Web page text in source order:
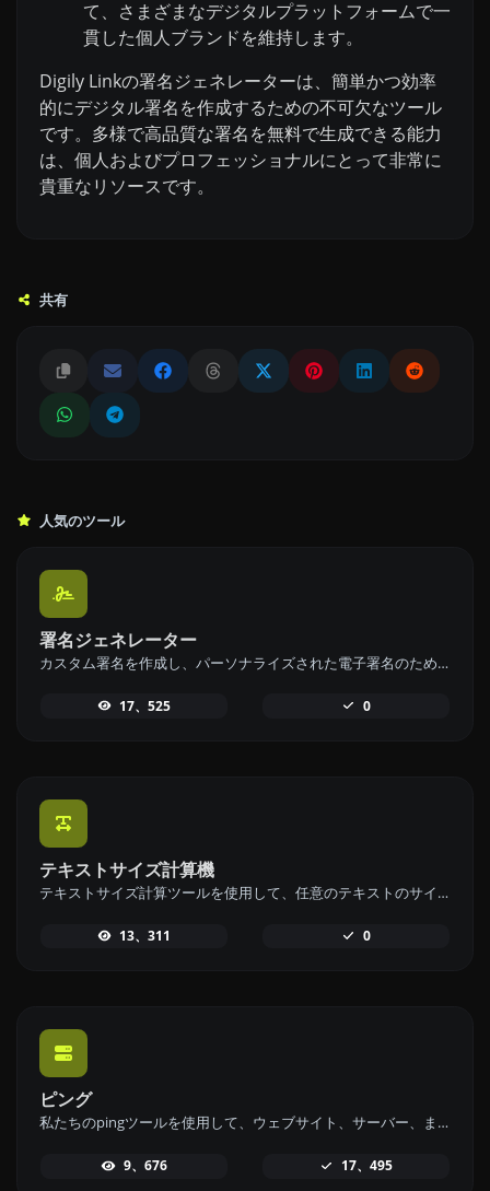
て、さまざまなデジタルプラットフォームで一
貫した個人ブランドを維持します。
Digily Linkの署名ジェネレーターは、簡単かつ効率
的にデジタル署名を作成するための不可欠なツール
です。多様で高品質な署名を無料で生成できる能力
は、個人およびプロフェッショナルにとって非常に
貴重なリソースです。
共有
人気のツール
署名ジェネレーター
カスタム署名を作成し、パーソナライズされた電子署名のための署名生成ツールで簡単にダウンロードしましょう。
17、525 0
テキストサイズ計算機
テキストサイズ計算ツールを使用して、任意のテキストのサイズをバイト (B)、キロバイト (KB)、またはメガバイト (MB) で計算します。
13、311 0
ピング
私たちのpingツールを使用して、ウェブサイト、サーバー、またはポートのステータスと応答時間を迅速かつ効率的に確認してください。
9、676 17、495